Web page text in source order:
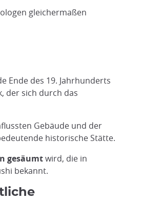
gleichermaßen
Ende des 19. Jahrhunderts
der sich durch das
Gebäude und der
historische Stätte.
gesäumtwird, die in
bekannt.